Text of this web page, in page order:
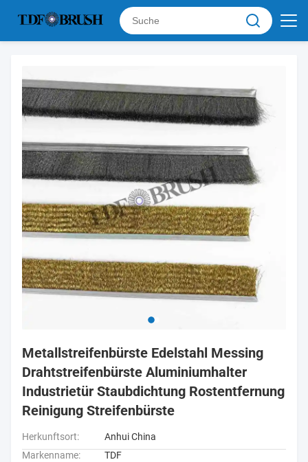
Metallstreifenbürste Edelstahl Messing
Drahtstreifenbürste Aluminiumhalter
Industrietür Staubdichtung Rostentfernung
Reinigung Streifenbürste
Herkunftsort:
Anhui China
Markenname:
TDF